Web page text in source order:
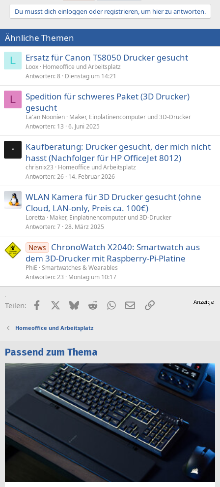
t
o
n
e
n
:
Du musst dich einloggen oder registrieren, um hier zu antworten.
Ähnliche Themen
L Ersatz für Canon TS8050 Drucker gesucht
Loox Homeoffice und Arbeitsplatz
Antworten 8 Dienstag um 14:21
L
Spedition für schweres Paket (3D Drucker)
gesucht
La'an Noonien Maker, Einplatinencomputer und 3D-Drucker
Antworten 13 6. Juni 2025
Kaufberatung: Drucker gesucht, der mich nicht
hasst (Nachfolger für HP OfficeJet 8012)
chrisnix23
Homeoffice und Arbeitsplatz
Antworten 26 14. Februar 2026
WLAN Kamera für 3D Drucker gesucht (ohne
Cloud, LAN-only, Preis ca. 100€)
Loretta
Maker, Einplatinencomputer und 3D-Drucker
Antworten 7 28. März 2025
News
ChronoWatch X2040: Smartwatch aus
dem 3D-Drucker mit Raspberry-Pi-Platine
PhiE Smartwatches & Wearables
Antworten 23 Montag um 10:17
Teilen: FacebookX (Twitter)
BlueskyRedditWhatsApp
E-MailLink
Homeoffice und Arbeitsplatz
Passend zum Thema